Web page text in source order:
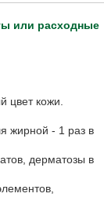
или расходные
цвет кожи.
жирной - 1 раз в
дерматозы в